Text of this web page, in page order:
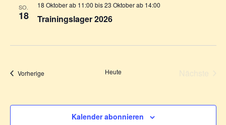
SO.
18 Trainingslager 2026
18 Oktober ab 11:00 bis23 Oktober ab 14:00
VorherigeVeranstaltungen Heute
Kalender abonnieren